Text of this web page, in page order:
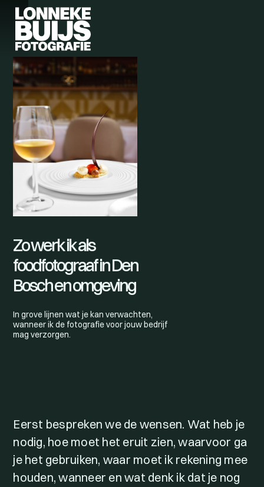
Zo werk ik als
foodfotograaf in Den
Bosch en omgeving
In grove lijnen wat je kan verwachten,
wanneer ik de fotografie voor jouw bedrijf
mag verzorgen.
Eerst bespreken we de wensen. Wat heb je
nodig, hoe moet het eruit zien, waarvoor ga
je het gebruiken, waar moet ik rekening mee
houden, wanneer en wat denk ik dat je nog